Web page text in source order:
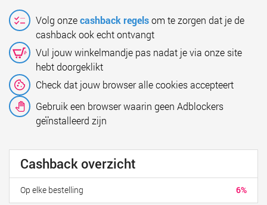
Volg onzecashback regelsom te zorgen dat je de
cashback ook echt ontvangt
Vul jouw winkelmandje pas nadat je via onze site
hebt doorgeklikt
Check dat jouw browser alle cookies accepteert
Gebruik een browser waarin geen Adblockers
geïnstalleerd zijn
Cashback overzicht
6%
Op elke bestelling